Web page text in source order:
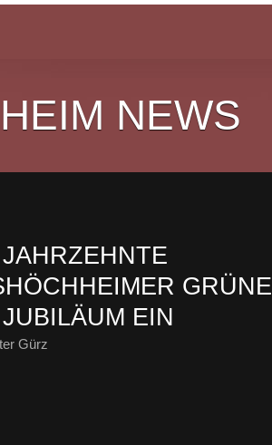
NEWS
GRÜNE
EIN
Gürz